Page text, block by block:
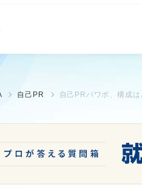
自己PR 自己PRパワポ、構成は